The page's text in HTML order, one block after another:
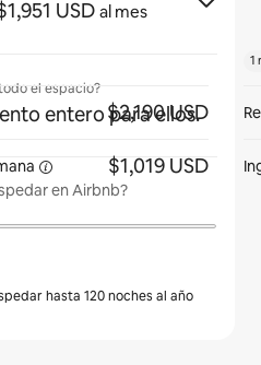
USD al mes
el espacio?
entero para ellos.
en Airbnb?
hasta 120 noches al año
$2,190 USD
$1,019 USD
1